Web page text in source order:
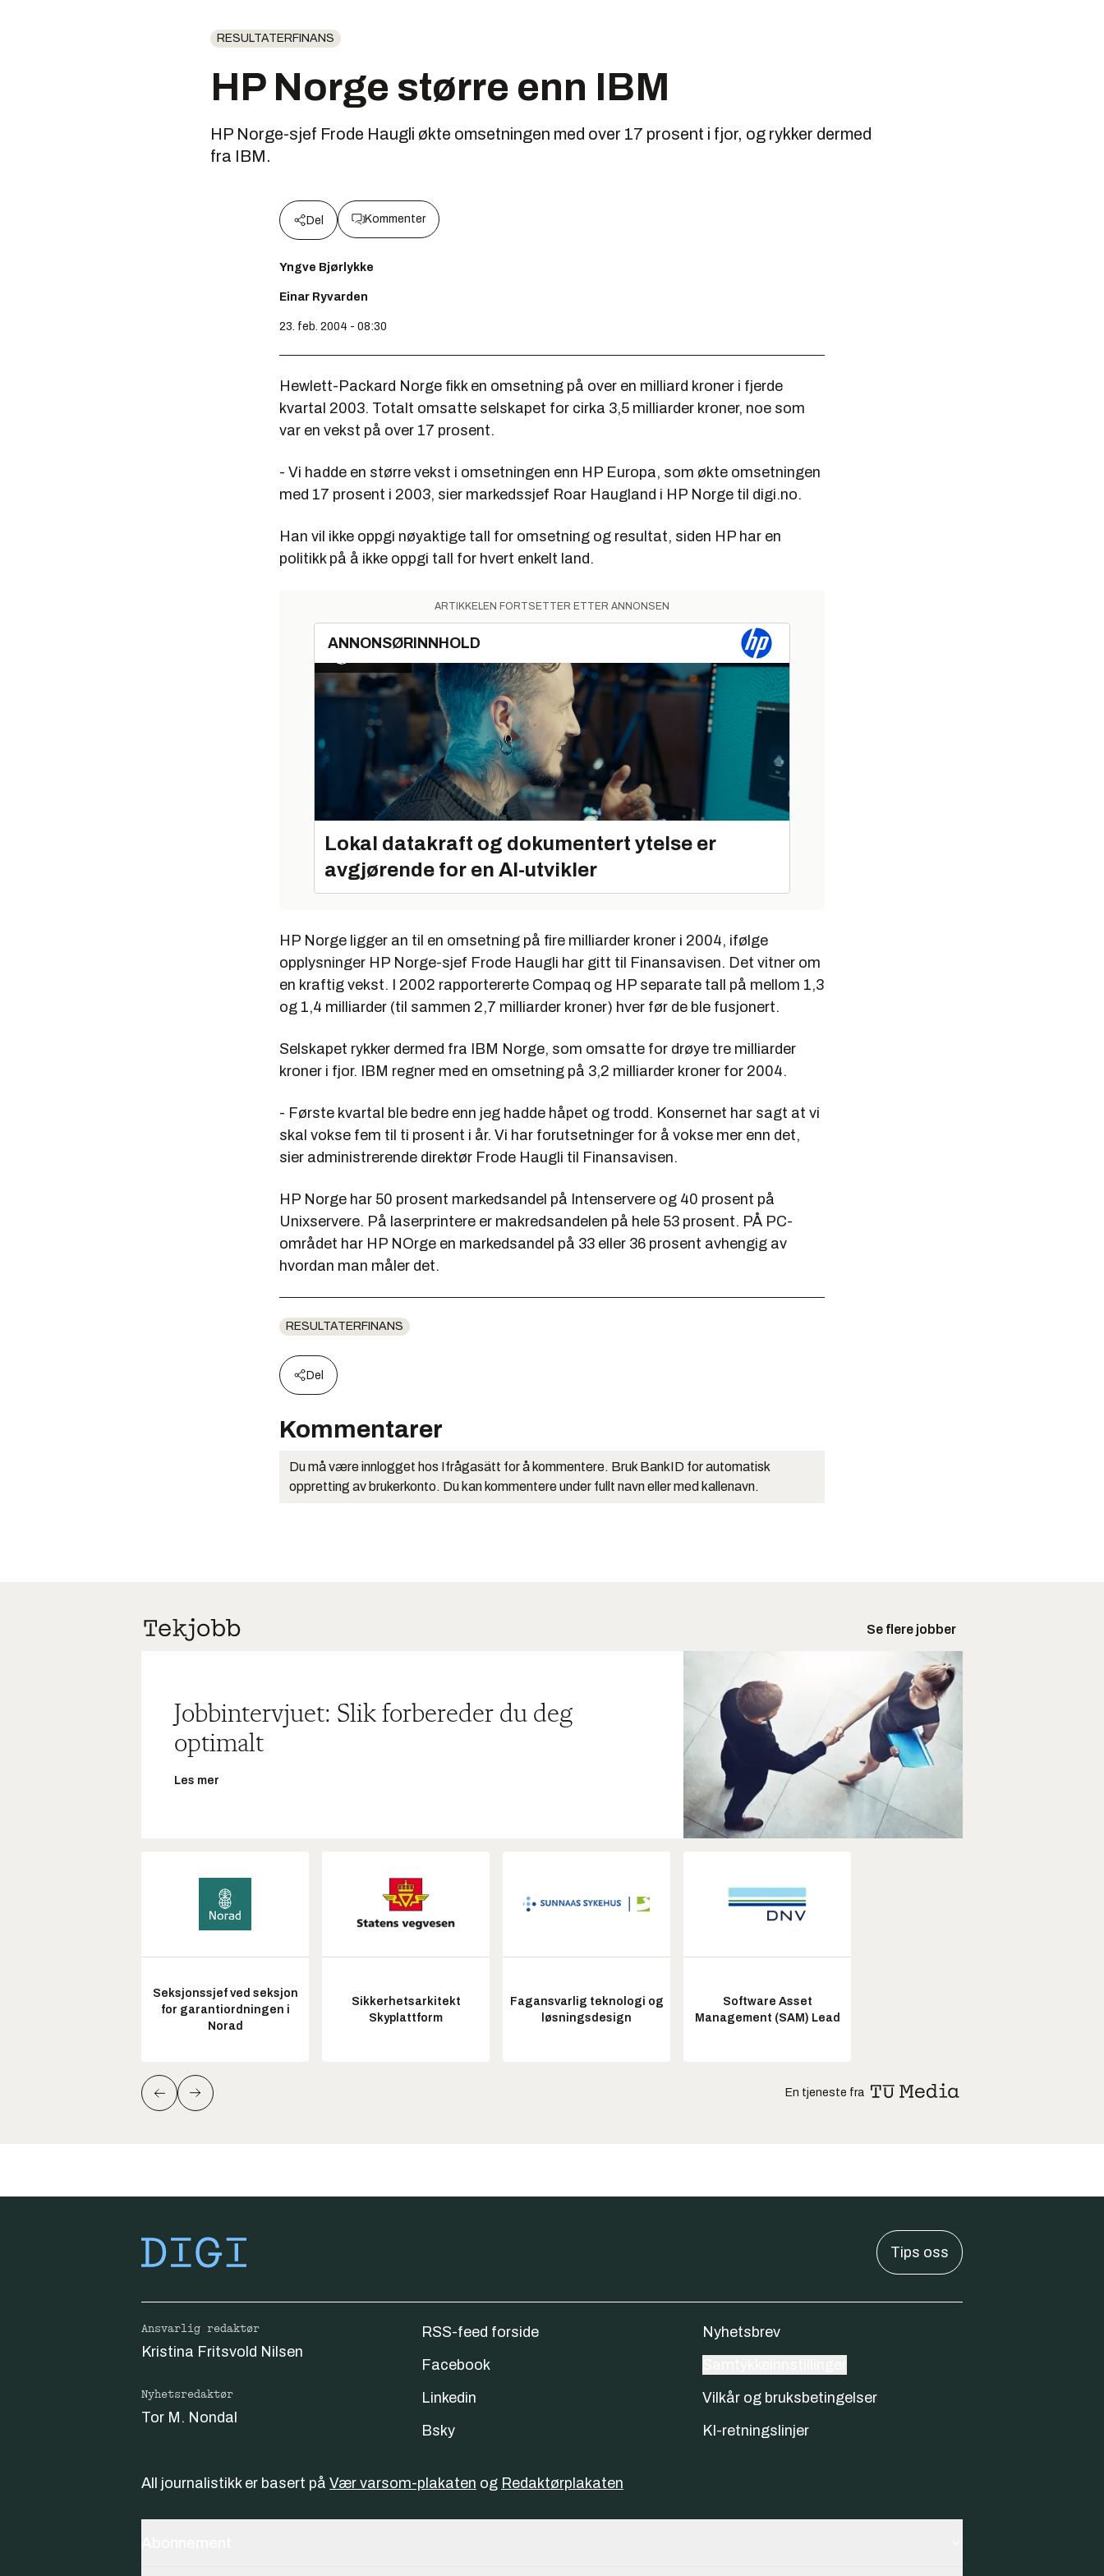
RESULTATERFINANS
HP Norge større enn IBM
HP Norge-sjef Frode Haugli økte omsetningen med over 17 prosent i fjor, og rykker dermed
fra IBM.
Del Kommenter
Yngve Bjørlykke
Einar Ryvarden
23. feb. 2004 - 08:30
Hewlett-Packard Norge fikk en omsetning på over en milliard kroner i fjerde
kvartal 2003. Totalt omsatte selskapet for cirka 3,5 milliarder kroner, noe som
var en vekst på over 17 prosent.
- Vi hadde en større vekst i omsetningen enn HP Europa, som økte omsetningen
med 17 prosent i 2003, sier markedssjef Roar Haugland i HP Norge til digi.no.
Han vil ikke oppgi nøyaktige tall for omsetning og resultat, siden HP har en
politikk på å ikke oppgi tall for hvert enkelt land.
ARTIKKELEN FORTSETTER ETTER ANNONSEN
ANNONSØRINNHOLD
Lokal datakraft og dokumentert ytelse er
avgjørende for en AI-utvikler
HP Norge ligger an til en omsetning på fire milliarder kroner i 2004, ifølge
opplysninger HP Norge-sjef Frode Haugli har gitt til Finansavisen. Det vitner om
en kraftig vekst. I 2002 rapportererte Compaq og HP separate tall på mellom 1,3
og 1,4 milliarder (til sammen 2,7 milliarder kroner) hver før de ble fusjonert.
Selskapet rykker dermed fra IBM Norge, som omsatte for drøye tre milliarder
kroner i fjor. IBM regner med en omsetning på 3,2 milliarder kroner for 2004.
- Første kvartal ble bedre enn jeg hadde håpet og trodd. Konsernet har sagt at vi
skal vokse fem til ti prosent i år. Vi har forutsetninger for å vokse mer enn det,
sier administrerende direktør Frode Haugli til Finansavisen.
HP Norge har 50 prosent markedsandel på Intenservere og 40 prosent på
Unixservere. På laserprintere er makredsandelen på hele 53 prosent. PÅ PC-
området har HP NOrge en markedsandel på 33 eller 36 prosent avhengig av
hvordan man måler det.
RESULTATERFINANS
Del
Kommentarer
Du må være innlogget hos Ifrågasätt for å kommentere. Bruk BankID for automatisk
oppretting av brukerkonto. Du kan kommentere under fullt navn eller med kallenavn.
Se flere jobber
Jobbintervjuet: Slik forbereder du deg
optimalt
Les mer
Seksjonssjef ved seksjon
for garantiordningen i
Norad
Sikkerhetsarkitekt
Skyplattform
Fagansvarlig teknologi og
løsningsdesign
Software Asset
Management (SAM) Lead
En tjeneste fra
Tips oss
Ansvarlig redaktør
Kristina Fritsvold Nilsen
Nyhetsredaktør
Tor M. Nondal
RSS-feed forside
Facebook
Linkedin
Bsky
Nyhetsbrev
Vilkår og bruksbetingelser
KI-retningslinjer
All journalistikk er basert på Vær varsom-plakaten og Redaktørplakaten